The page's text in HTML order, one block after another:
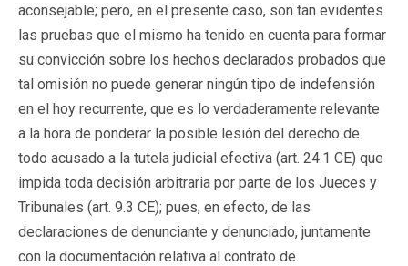
aconsejable; pero, en el presente caso, son tan evidentes
las pruebas que el mismo ha tenido en cuenta para formar
su convicción sobre los hechos declarados probados que
tal omisión no puede generar ningún tipo de indefensión
en el hoy recurrente, que es lo verdaderamente relevante
a la hora de ponderar la posible lesión del derecho de
todo acusado a la tutela judicial efectiva (art. 24.1 CE) que
impida toda decisión arbitraria por parte de los Jueces y
Tribunales (art. 9.3 CE); pues, en efecto, de las
declaraciones de denunciante y denunciado, juntamente
con la documentación relativa al contrato de